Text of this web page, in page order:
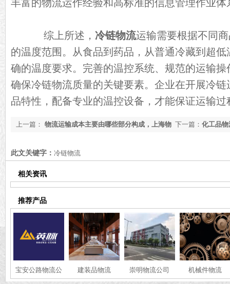
丰富的物流运作经验和高标准的信息管理作业体
综上所述， 冷链物流运输需要根据不同
的温度范围。从食品到药品，从普通冷藏到超
确的温度要求。完善的温控系统、规范的运输
确保冷链物流质量的关键要素。企业在开展冷
品特性，配备专业的温控设备，才能保证运输
下一篇： 化工品
上一篇： 物流运输成本主要由哪些部分构成，上海物
此文关键字： 冷链物流
相关资讯
推荐产品
宝安公路物流公
司
建装品物流 崇明物流公司 机械件物流